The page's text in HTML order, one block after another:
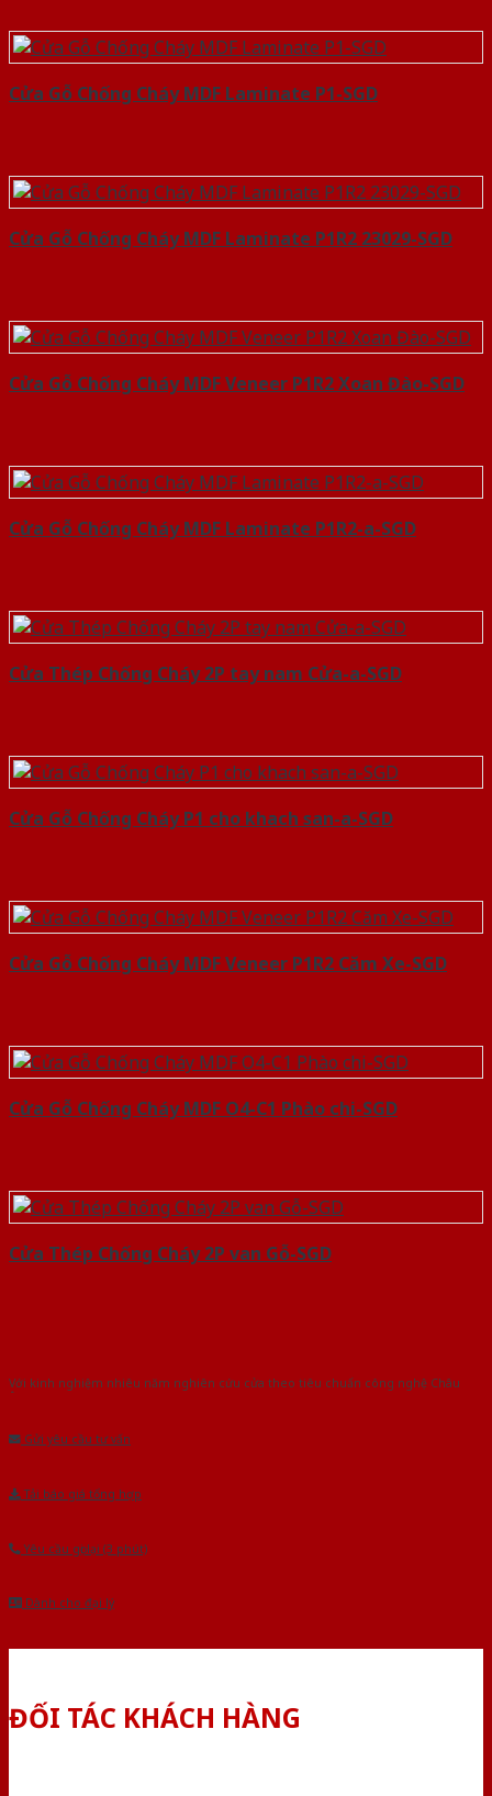
Cửa Gỗ Chống Cháy MDF Laminate P1-SGD
Cửa Gỗ Chống Cháy MDF Laminate P1R2 23029-SGD
Cửa Gỗ Chống Cháy MDF Veneer P1R2 Xoan Đào-SGD
Cửa Gỗ Chống Cháy MDF Laminate P1R2-a-SGD
Cửa Thép Chống Cháy 2P tay nam Cửa-a-SGD
Cửa Gỗ Chống Cháy P1 cho khach san-a-SGD
Cửa Gỗ Chống Cháy MDF Veneer P1R2 Căm Xe-SGD
Cửa Gỗ Chống Cháy MDF O4-C1 Phào chi-SGD
Cửa Thép Chống Cháy 2P van Gỗ-SGD
Với kinh nghiệm nhiêu năm nghiên cứu cửa theo tiêu chuẩn công nghệ Châu
Gửi yêu cầu tư vấn
Tải báo giá tổng hợp
Yêu cầu gọi lại (3 phút)
Dành cho đại lý
ĐỐI TÁC KHÁCH HÀNG